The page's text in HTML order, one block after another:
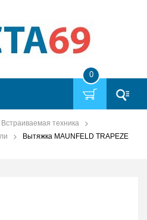
0
Встраиваемая техника
Вытяжка MAUNFELD TRAPEZE